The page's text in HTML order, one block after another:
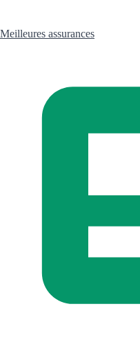
Meilleures assurances